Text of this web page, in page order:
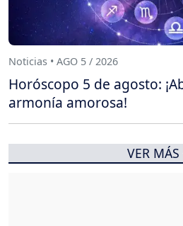
Noticias • AGO 5 / 2026
Horóscopo 5 de agosto:
armonía amorosa!
VER MÁS